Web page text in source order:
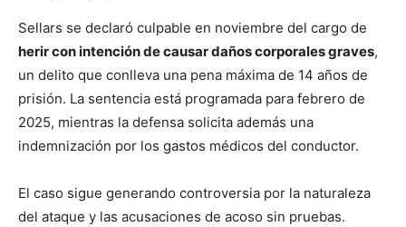
Sellars se declaró culpable en noviembre del cargo de
herir con intención de causar daños corporales graves,
un delito que conlleva una pena máxima de 14 años de
prisión. La sentencia está programada para febrero de
2025, mientras la defensa solicita además una
indemnización por los gastos médicos del conductor.
El caso sigue generando controversia por la naturaleza
del ataque y las acusaciones de acoso sin pruebas.